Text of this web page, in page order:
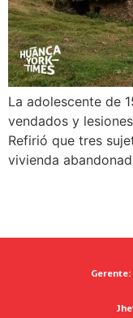
La adolescente de
vendados y
Refirió que tres
vivienda
Gerente: